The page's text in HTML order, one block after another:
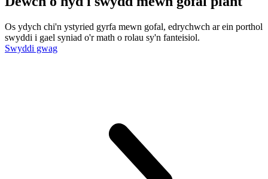
Os ydych chi'n ystyried gyrfa mewn gofal, edrychwch ar ein porthol
swyddi i gael syniad o'r math o rolau sy'n fanteisiol.
Swyddi gwag